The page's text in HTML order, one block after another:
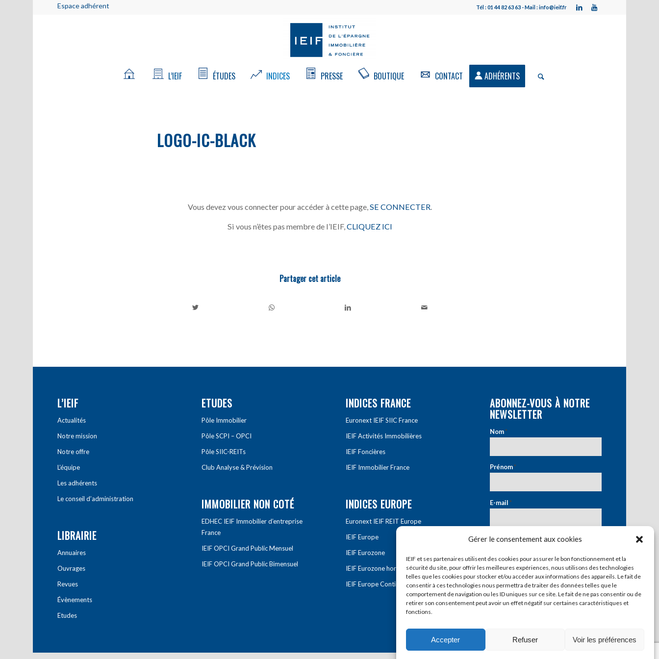
Gérer le consentement aux cookies
IEIF et ses partenaires utilisent des cookies pour assurer le bon fonctionnement et la
sécurité du site, pour offrir les meilleures expériences, nous utilisons des technologies
telles que les cookies pour stocker et/ou accéder aux informations des appareils. Le fait de
consentir à ces technologies nous permettra de traiter des données telles que le
comportement de navigation ou les ID uniques sur ce site. Le fait de ne pas consentir ou de
retirer son consentement peut avoir un effet négatif sur certaines caractéristiques et
fonctions.
Accepter Refuser Voir les préférences
Espace adhérent Tél : 01 44 82 63 63 - Mail : info@ieif.fr
L’IEIF ÉTUDES INDICES PRESSE BOUTIQUE CONTACT ADHÉRENTS
LOGO-IC-BLACK
Vous devez vous connecter pour accéder à cette page, SE CONNECTER
Si vous n’êtes pas membre de l’IEIF,CLIQUEZ ICI
Partager cet article
L’IEIF
Actualités
Notre mission
Notre offre
L’équipe
Les adhérents
Le conseil d’administration
LIBRAIRIE
Annuaires
Ouvrages
Revues
Évènements
Etudes
ETUDES
Pôle Immobilier
Pôle SCPI – OPCI
Pôle SIIC-REITs
Club Analyse & Prévision
IMMOBILIER NON COTÉ
EDHEC IEIF Immobilier d’entreprise
France
IEIF OPCI Grand Public Mensuel
IEIF OPCI Grand Public Bimensuel
INDICES FRANCE
Euronext IEIF SIIC France
IEIF Activités Immobilières
IEIF Foncières
IEIF Immobilier France
INDICES EUROPE
Euronext IEIF REIT Europe
IEIF Europe
IEIF Eurozone
IEIF Eurozone hors France
IEIF Europe Continentale
ABONNEZ-VOUS À NOTRE
NEWSLETTER
Nom*
Prénom*
E-mail*